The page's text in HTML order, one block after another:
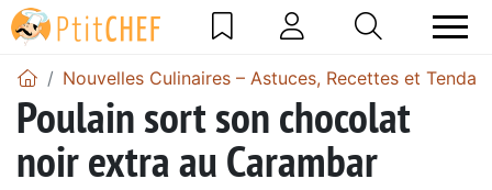
Nouvelles Culinaires – Astuces, Recettes et
Poulain sort son chocolat
noir extra au Carambar